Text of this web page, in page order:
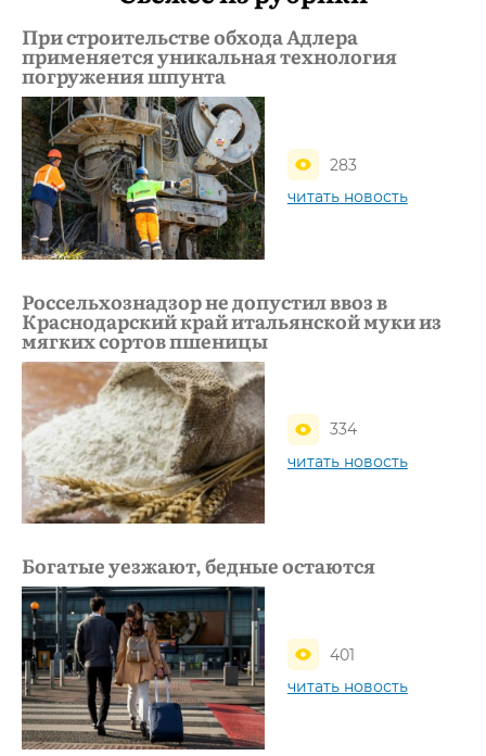
При строительстве обхода Адлера
применяется уникальная технология
погружения шпунта
283
читать новость
Россельхознадзор не допустил ввоз в
Краснодарский край итальянской муки из
мягких сортов пшеницы
334
читать новость
Богатые уезжают, бедные остаются
401
читать новость